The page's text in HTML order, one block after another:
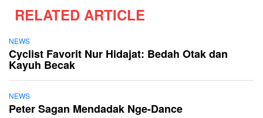
RELATED ARTICLE
NEWS
Cyclist Favorit Nur Hidajat: Bedah Otak dan
Kayuh Becak
NEWS
Peter Sagan Mendadak Nge-Dance